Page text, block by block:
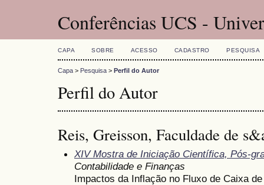
Conferências UCS -
CAPA SOBRE ACESSO CADASTRO PESQUISA
Capa > Pesquisa > Perfil do Autor
Perfil do Autor
Reis, Greisson, Faculdade de
XIV Mostra de Iniciação Científica, Pós-
Contabilidade e Finanças
Impactos da Inflação no Fluxo de Caixa